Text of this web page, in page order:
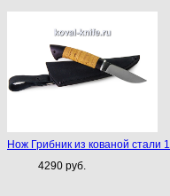
Нож Грибник из кованой стали
4290 руб.